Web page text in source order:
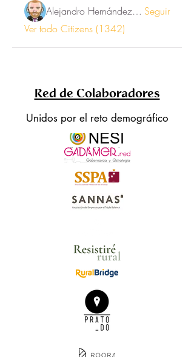
Alejandro Hernández Renner Seguir
Ver todo Citizens (1342)
Red de Colaboradores
Unidos por el reto demográfico